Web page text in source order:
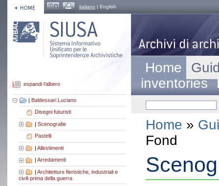
italiano | English
espandi l'albero
| Baldessari Luciano
Disegni futuristi
| Scenografie
Pastelli
| Allestimenti
Arredamenti
| Architetture fieristiche, industriali e
civili prima della guerra
Home
inventories
Home »
Fond